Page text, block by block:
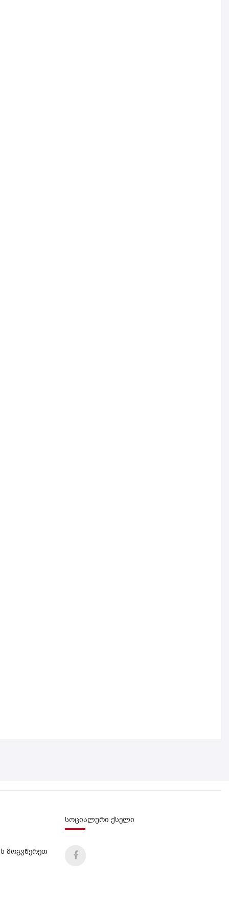
მოგვწერეთ
სოციალური ქსელი